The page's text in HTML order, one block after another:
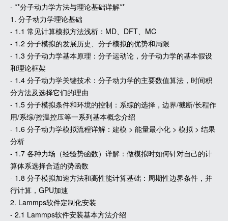
- **分子动力学方法与理论基础详解**
1. 分子动力学理论基础
- 1.1 常见计算模拟方法浅析：MD、DFT、MC
- 1.2 分子模拟的发展历史、分子模拟的优势和局限
- 1.3 分子动力学基本原理：分子运动论，分子动力学的基本假设
和理论框架
- 1.4 分子动力学关键技术：分子动力学的主要数值算法，时间积
分方法及选择它们的理由
- 1.5 分子模拟条件和环境的控制：系综的选择，边界/截断/长程作
用/系综/控温控压等一系列基本概念介绍
- 1.6 分子动力学模拟流程详解：建模 > 能量最小化 > 模拟 > 结果
分析
- 1.7 各种力场（经验势函数）详解：做模拟时如何针对自己的计
算体系选择合适的势函数
- 1.8 分子模拟加速方法和高性能计算基础：周期性边界条件，并
行计算，GPU加速
2. Lammps软件定制化安装
- 2.1 Lammps软件安装基本方法介绍